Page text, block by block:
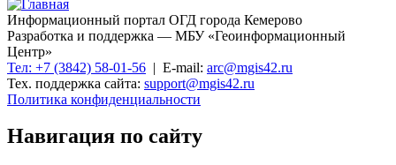
Информационный портал ОГД города Кемерово
Разработка и поддержка — МБУ «Геоинформационный
Центр»
Тел: +7 (3842) 58-01-56 | E-mail: arc@mgis42.ru
Тех. поддержка сайта: support@mgis42.ru
Политика конфиденциальности
Навигация по сайту